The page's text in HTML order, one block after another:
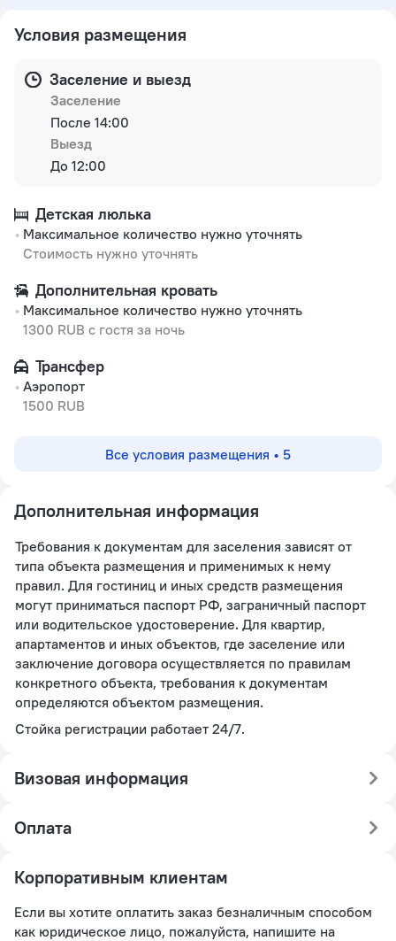
Условия размещения
Заселение и выезд
Заселение
После 14:00
Выезд
До 12:00
Детская люлька
Максимальное количество нужно уточнять
Стоимость нужно уточнять
Дополнительная кровать
Максимальное количество нужно уточнять
1300 RUB с гостя за ночь
Трансфер
Аэропорт
1500 RUB
Все условия размещения • 5
Дополнительная информация
Требования к документам для заселения зависят от
типа объекта размещения и применимых к нему
правил. Для гостиниц и иных средств размещения
могут приниматься паспорт РФ, заграничный паспорт
или водительское удостоверение. Для квартир,
апартаментов и иных объектов, где заселение или
заключение договора осуществляется по правилам
конкретного объекта, требования к документам
определяются объектом размещения.
Стойка регистрации работает 24/7.
Визовая информация
Оплата
Корпоративным клиентам
Если вы хотите оплатить заказ безналичным способом
как юридическое лицо, пожалуйста, напишите на